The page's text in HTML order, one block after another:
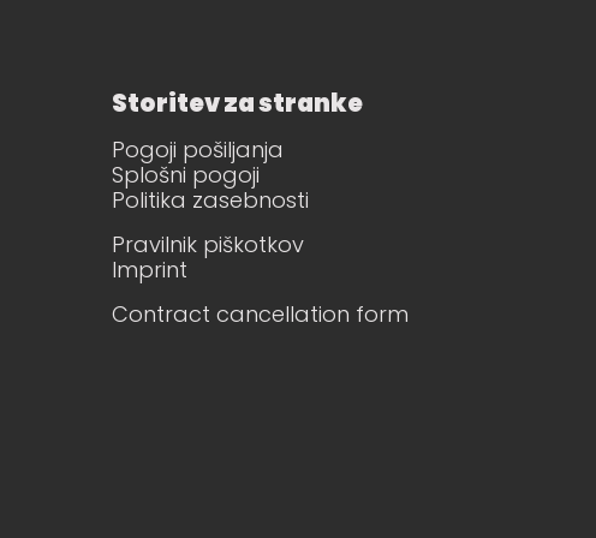
Storitev za stranke
Pogoji pošiljanja
Splošni pogoji
Politika zasebnosti
Pravilnik piškotkov
Imprint
Contract cancellation form